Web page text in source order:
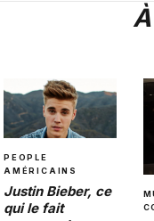
PEOPLE
AMÉRICAINS
Justin Bieber, ce
qui le fait